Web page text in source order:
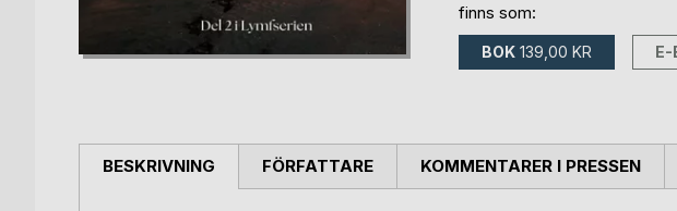
finns som:
BOK 139,00 KR E-
BESKRIVNING FÖRFATTARE KOMMENTARER I PRESSEN